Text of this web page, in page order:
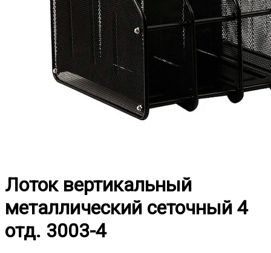
Лоток вертикальный
металлический сеточный 4
отд. 3003-4